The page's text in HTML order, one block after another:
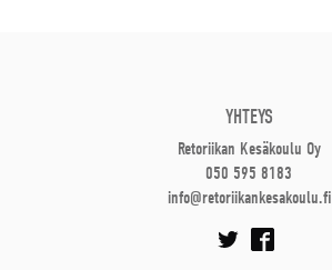
YHTEYS
Retoriikan Kesäkoulu Oy
050 595 8183
info@retoriikankesakoulu.fi